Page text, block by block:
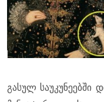
გასულ საუკუნეებში